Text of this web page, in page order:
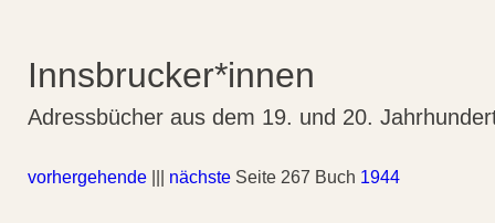
Innsbrucker*innen
Adressbücher aus dem 19. und 20.
vorhergehende nächste Seite 267 Buch 1944